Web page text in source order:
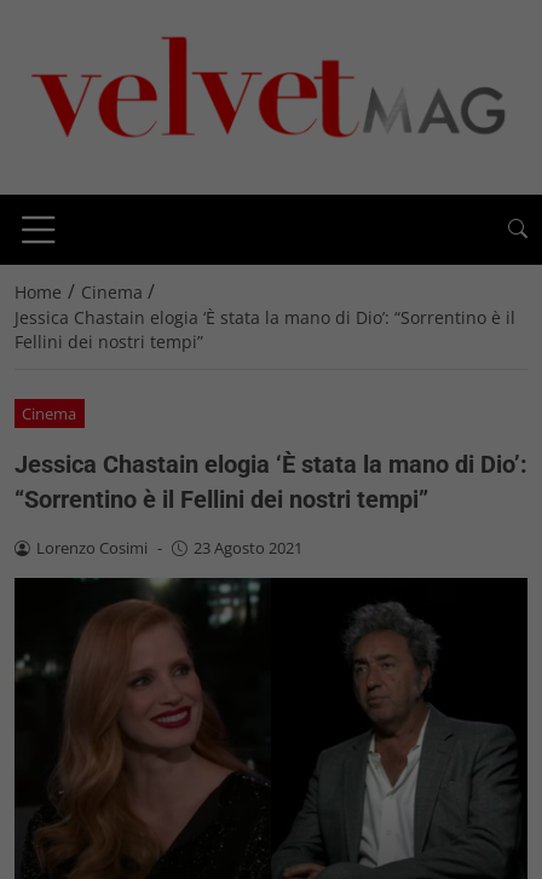
Home / Cinema /
Jessica Chastain elogia ‘È stata la mano di Dio’: “Sorrentino è il
Fellini dei nostri tempi”
Cinema
Jessica Chastain elogia ‘È stata la mano di Dio’:
“Sorrentino è il Fellini dei nostri tempi”
Lorenzo Cosimi - 23 Agosto 2021